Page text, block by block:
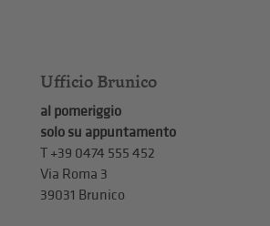
Ufficio Brunico
al pomeriggio
solo su appuntamento
T +39 0474 555 452
Via Roma 3
39031 Brunico